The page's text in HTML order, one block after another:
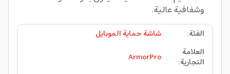
وشفافية عالية.
الفئة:
شاشة حماية الموبايل
العلامة
التجارية:
ArmorPro